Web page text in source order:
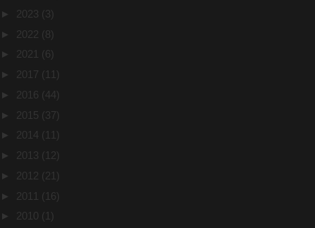
►
2023 (3)
►
2022 (8)
► 2021 (6)
►
2017 (11)
►
2016 (44)
►
2015 (37)
► 2014 (11)
►
2013 (12)
►
2012 (21)
►
2011 (16)
► 2010 (1)